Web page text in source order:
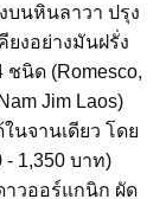
บนหินลาวา ปรุง
ยงอย่างมันฝรั่ง
นิด (Romesco,
Jim Laos)
นจานเดียว โดย
1,350 บาท)
าวออร์แกนิก ผัด